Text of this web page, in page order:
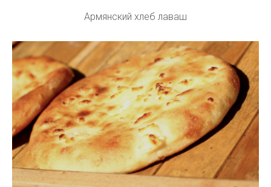
Армянский хлеб лаваш